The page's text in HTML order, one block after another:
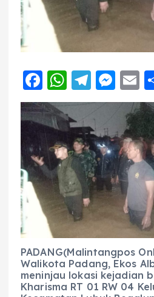
F
a
c
e
b
o
o
k
W
h
a
ts
A
p
p
T
el
e
g
r
a
m
M
e
ss
e
n
g
er
E
l
PADANG(Malintangpos
Walikota Padang, Ekos
meninjau lokasi kejadian
Kharisma RT 01 RW 04